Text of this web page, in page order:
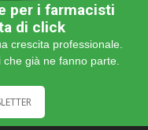
per i farmacisti
di click
crescita professionale.
già ne fanno parte.